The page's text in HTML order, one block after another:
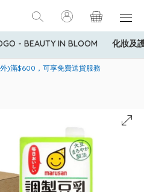
- BEAUTY IN BLOOM 化妝及
購物禮遇：高達5%簽賬回贈！
)滿$600，可享免費送貨服務
商品，若訂單金額少於HK$600(折